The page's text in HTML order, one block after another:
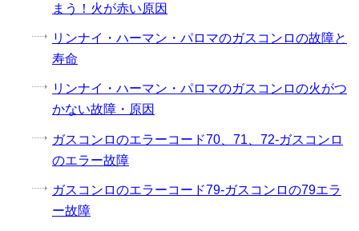
まう！火が赤い原因
リンナイ・ハーマン・パロマのガスコンロの故障と
寿命
リンナイ・ハーマン・パロマのガスコンロの火がつ
かない故障・原因
ガスコンロのエラーコード70、71、72-ガスコンロ
のエラー故障
ガスコンロのエラーコード79-ガスコンロの79エラ
ー故障